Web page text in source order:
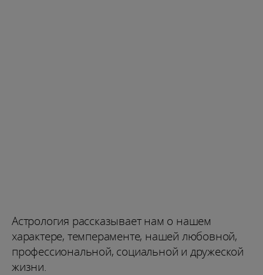
Астрология рассказывает нам о нашем
характере, темпераменте, нашей любовной,
профессиональной, социальной и дружеской
жизни.